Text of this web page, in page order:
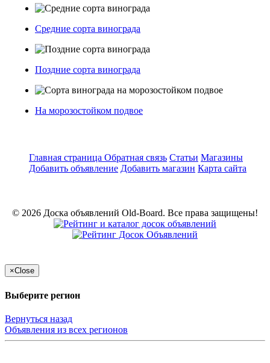
Средние сорта винограда
Поздние сорта винограда
На морозостойком подвое
Главная страница Обратная связь Статьи Магазины
Добавить объявление Добавить магазин Карта сайта
© 2026 Доска объявлений Old-Board. Все права защищены!
×Close
Выберите регион
Вернуться назад
Объявления из всех регионов